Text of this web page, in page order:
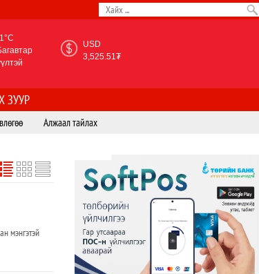
USD
3,525.51₮
ЗУУР
Алжаал тайлах
мэнгэтэй